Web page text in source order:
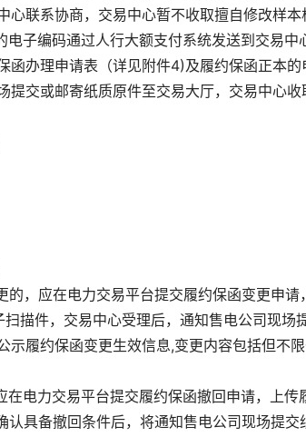
心联系协商，交易中心暂不收取擅自修改样
子编码通过人行大额支付系统发送到交易
函办理申请表（详见附件4)及履约保函正本
提交或邮寄纸质原件至交易大厅，交易中心
的，应在电力交易平台提交履约保函变更申
描件，交易中心受理后，通知售电公司现场
示履约保函变更生效信息,变更内容包括但不
电力交易平台提交履约保函撤回申请，上
认具备撤回条件后，将通知售电公司现场提